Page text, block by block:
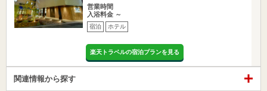
営業時間
入浴料金 ～
宿泊 ホテル
楽天トラベルの宿泊プランを見る
関連情報から探す